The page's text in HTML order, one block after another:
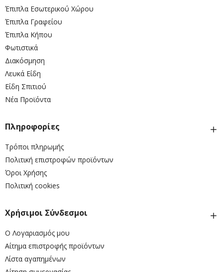
Έπιπλα Εσωτερικού Χώρου
Έπιπλα Γραφείου
Έπιπλα Κήπου
Φωτιστικά
Διακόσμηση
Λευκά Είδη
Είδη Σπιτιού
Νέα Προϊόντα
Πληροφορίες
Τρόποι πληρωμής
Πολιτική επιστροφών προϊόντων
Όροι Χρήσης
Πολιτική cookies
Χρήσιμοι Σύνδεσμοι
Ο Λογαριασμός μου
Αίτημα επιστροφής προϊόντων
Λίστα αγαπημένων